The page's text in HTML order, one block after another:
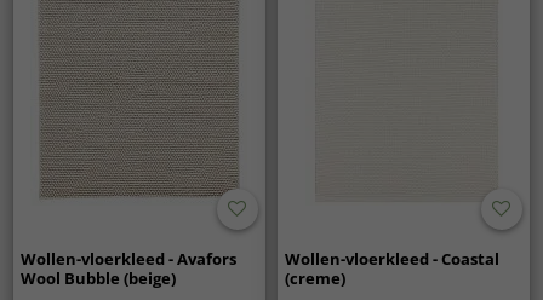
Wollen-vloerkleed - Avafors
Wool Bubble (beige)
Wollen-vloerkleed - Coastal
(creme)